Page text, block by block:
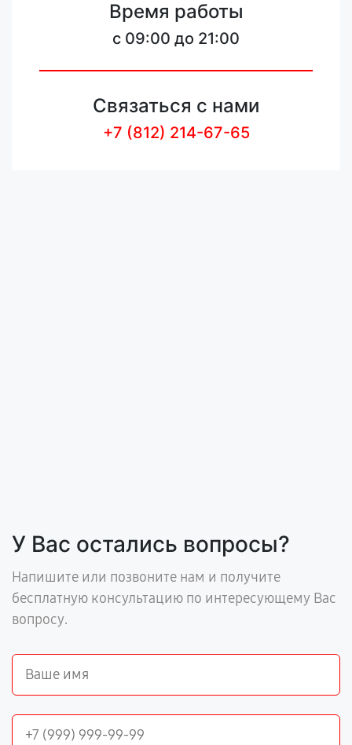
Время работы
c 09:00 до 21:00
Связаться с нами
+7 (812) 214-67-65
У Вас остались вопросы?
Напишите или позвоните нам и получите
бесплатную консультацию по интересующему Вас
вопросу.